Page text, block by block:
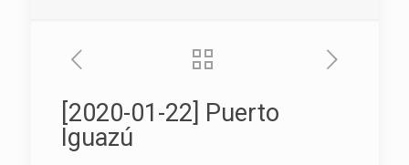
[2020-01-22] Puerto
Iguazú